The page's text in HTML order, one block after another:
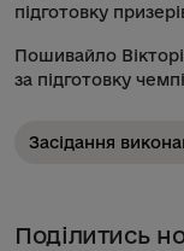
підготовку
Пошивайло
за підготовку
Засідання
Поділитись